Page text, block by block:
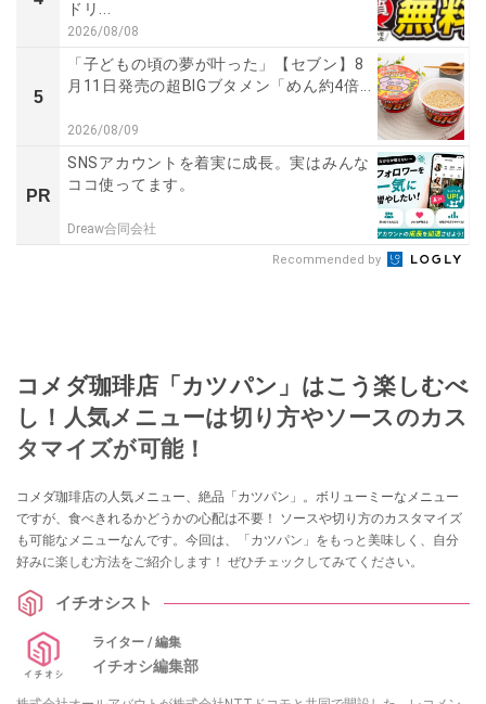
ドリ...
2026/08/08
5
「子どもの頃の夢が叶った」【セブン】8
月11日発売の超BIGブタメン「めん約4倍...
2026/08/09
PR
SNSアカウントを着実に成長。実はみんな
ココ使ってます。
Dreaw合同会社
Recommended by
コメダ珈琲店「カツパン」はこう楽しむべ
し！人気メニューは切り方やソースのカス
タマイズが可能！
コメダ珈琲店の人気メニュー、絶品「カツパン」。ボリューミーなメニュー
ですが、食べきれるかどうかの心配は不要！ ソースや切り方のカスタマイズ
も可能なメニューなんです。今回は、「カツパン」をもっと美味しく、自分
好みに楽しむ方法をご紹介します！ ぜひチェックしてみてください。
イチオシスト
ライター / 編集
イチオシ編集部